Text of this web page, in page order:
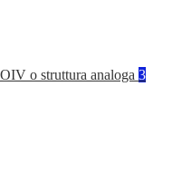
o struttura analoga 3